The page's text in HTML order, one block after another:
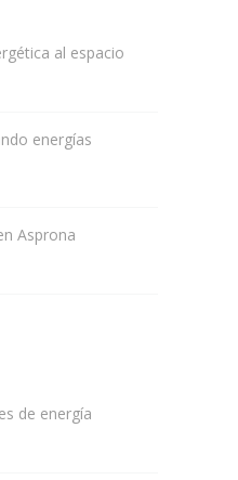
al espacio
energías
Asprona
de energía